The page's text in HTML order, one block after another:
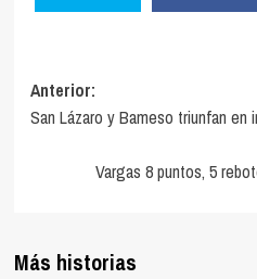
Navegación
de
entradas
Anterior:
San Lázaro y Bameso triunfan en
Vargas 8 puntos, 5
Más historias